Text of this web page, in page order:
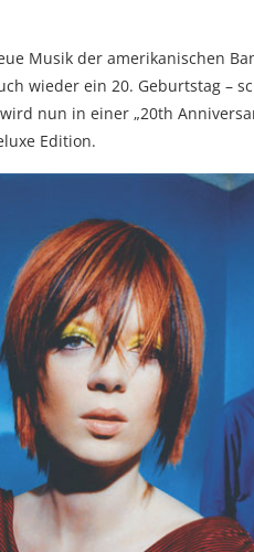
Musik der amerikanischen
wieder ein 20. Geburtstag –
nun in einer „20th
Edition.